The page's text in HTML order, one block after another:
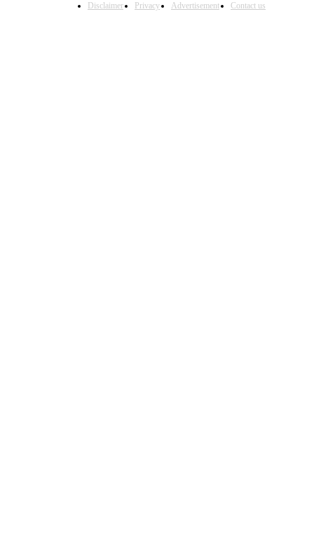
Disclaimer Privacy Advertisement Contact us